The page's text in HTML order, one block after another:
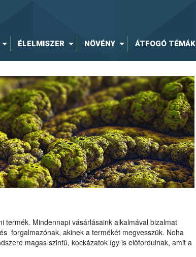
ÉLELMISZER NÖVÉNY ÁTFOGÓ TÉMÁK
termék. Mindennapi vásárlásaink alkalmával bizalmat
forgalmazónak, akinek a termékét megvesszük. Noha
magas szintű, kockázatok így is előfordulnak, amit a